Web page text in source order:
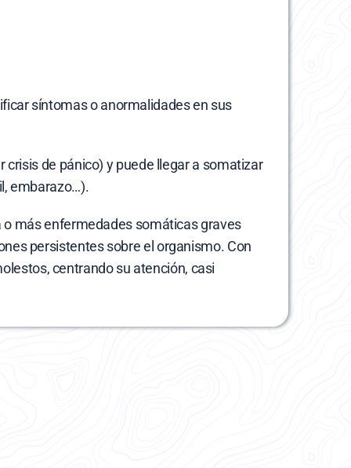
síntomas o anormalidades en sus
de pánico) y puede llegar a somatizar
embarazo…).
más enfermedades somáticas graves
persistentes sobre el organismo. Con
centrando su atención, casi